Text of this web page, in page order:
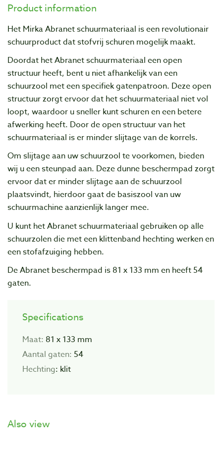
Product information
Het Mirka Abranet schuurmateriaal is een revolutionair
schuurproduct dat stofvrij schuren mogelijk maakt.
Doordat het Abranet schuurmateriaal een open
structuur heeft, bent u niet afhankelijk van een
schuurzool met een specifiek gatenpatroon. Deze open
structuur zorgt ervoor dat het schuurmateriaal niet vol
loopt, waardoor u sneller kunt schuren en een betere
afwerking heeft. Door de open structuur van het
schuurmateriaal is er minder slijtage van de korrels.
Om slijtage aan uw schuurzool te voorkomen, bieden
wij u een steunpad aan. Deze dunne beschermpad zorgt
ervoor dat er minder slijtage aan de schuurzool
plaatsvindt, hierdoor gaat de basiszool van uw
schuurmachine aanzienlijk langer mee.
U kunt het Abranet schuurmateriaal gebruiken op alle
schuurzolen die met een klittenband hechting werken en
een stofafzuiging hebben.
De Abranet beschermpad is 81 x 133 mm en heeft 54
gaten.
Specifications
Maat: 81 x 133 mm
Aantal gaten: 54
Hechting: klit
Also view